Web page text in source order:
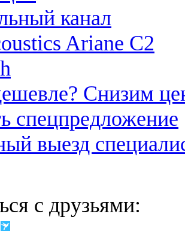
Снизим
спецпредложение
выезд
с друзьями: